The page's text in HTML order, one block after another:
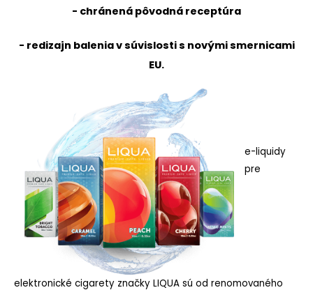
- chránená pôvodná receptúra
- redizajn balenia v súvislosti s novými smernicami
EU.
e-liquidy
pre
elektronické cigarety značky LIQUA sú od renomovaného